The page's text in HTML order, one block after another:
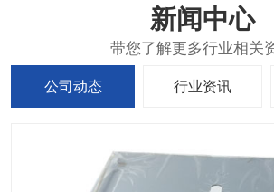
新闻中心
公司动态 行业资讯